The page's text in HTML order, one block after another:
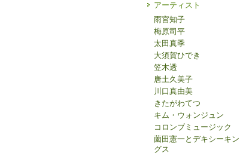
アーティスト
雨宮知子
梅原司平
太田真季
大須賀ひでき
笠木透
唐土久美子
川口真由美
きたがわてつ
キム・ウォンジュン
コロンブミュージック
薗田憲一とデキシーキン
グス